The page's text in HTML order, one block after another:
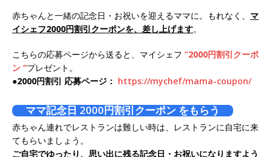
赤ちゃんと一緒の記念日・お祝いを迎えるママに。もれなく、 マ
イシェフ2000円割引クーポンを、差し上げます。
こちらの応募ページから送ると、マイシェフ “2000円割引クーポ
ン “プレゼント。
●2000円割引 応募ページ： https://mychef/mama-coupon/
ママ記念日 2000円割引クーポン をもらう
赤ちゃん連れでレストランは難しい時は、レストランに自宅に来
てもらいましょう。
ご自宅でゆったり、思い出に残る記念日・お祝いになりますよう